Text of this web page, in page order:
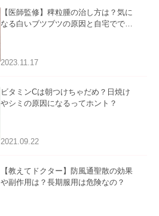
【医師監修】稗粒腫の治し方は？気に
なる白いブツブツの原因と自宅ででき
2023.11.17
ビタミンCは朝つけちゃだめ？日焼け
やシミの原因になるってホント？
2021.09.22
【教えてドクター】防風通聖散の効果
や副作用は？長期服用は危険なの？